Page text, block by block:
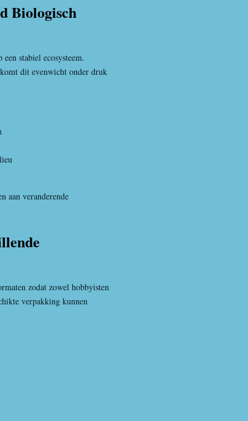
Biologisch
stabiel ecosysteem.
dit evenwicht onder druk
aan veranderende
zodat zowel hobbyisten
verpakking kunnen